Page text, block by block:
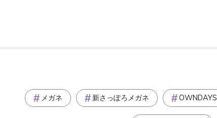
メガネ 新さっぽろメガネ OWNDAYS